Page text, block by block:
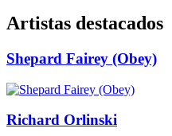
Artistas destacados
Shepard Fairey (Obey)
Richard Orlinski